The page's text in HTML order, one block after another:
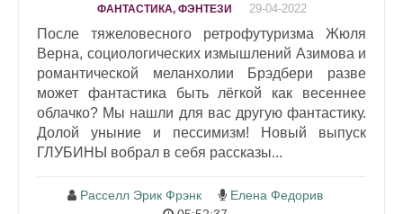
ФАНТАСТИКА, ФЭНТЕЗИ 29-04-2022
После тяжеловесного ретрофутуризма Жюля
Верна, социологических измышлений Азимова и
романтической меланхолии Брэдбери разве
может фантастика быть лёгкой как весеннее
облачко? Мы нашли для вас другую фантастику.
Долой уныние и пессимизм! Новый выпуск
ГЛУБИНЫ вобрал в себя рассказы...
Расселл Эрик Фрэнк
Елена Федорив